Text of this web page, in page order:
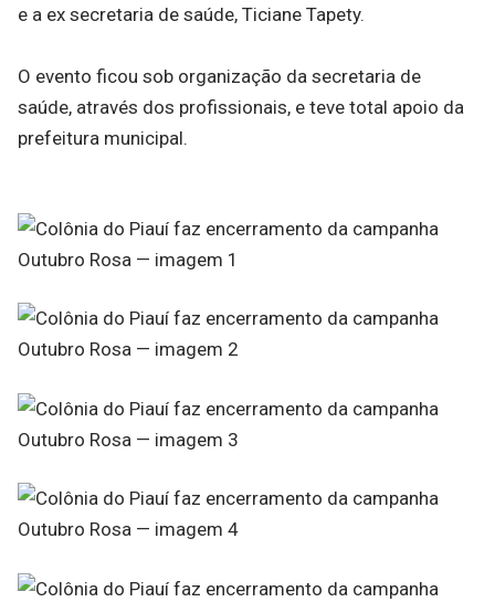
e a ex secretaria de saúde, Ticiane Tapety.
O evento ficou sob organização da secretaria de
saúde, através dos profissionais, e teve total apoio da
prefeitura municipal.